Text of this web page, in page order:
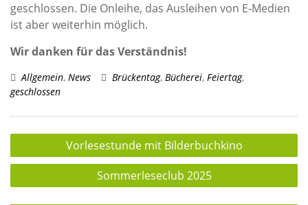
geschlossen. Die Onleihe, das Ausleihen von E-Medien
ist aber weiterhin möglich.
Wir danken für das Verständnis!
Allgemein, News Brückentag, Bücherei, Feiertag,
geschlossen
Beitragsnavigation
Vorlesestunde mit Bilderbuchkino
Sommerleseclub 2025